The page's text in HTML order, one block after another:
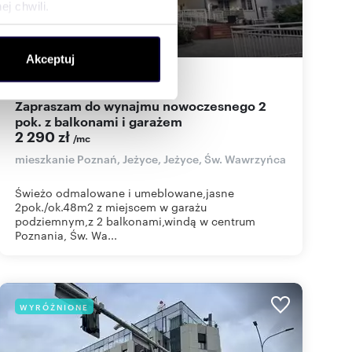
chwili.
społecznościowym,
od Ciebie lub
Akceptuj
48m 2 48zł/m
Zapraszam do wynajmu nowoczesnego 2
pok. z balkonami i garażem
2 290 zł /mc
mieszkanie Poznań, Jeżyce, Jeżyce, Św. Wawrzyńca
Świeżo odmalowane i umeblowane,jasne
2pok./ok.48m2 z miejscem w garażu
podziemnym,z 2 balkonami,windą w centrum
Poznania, Św. Wa...
WYRÓŻNIONE